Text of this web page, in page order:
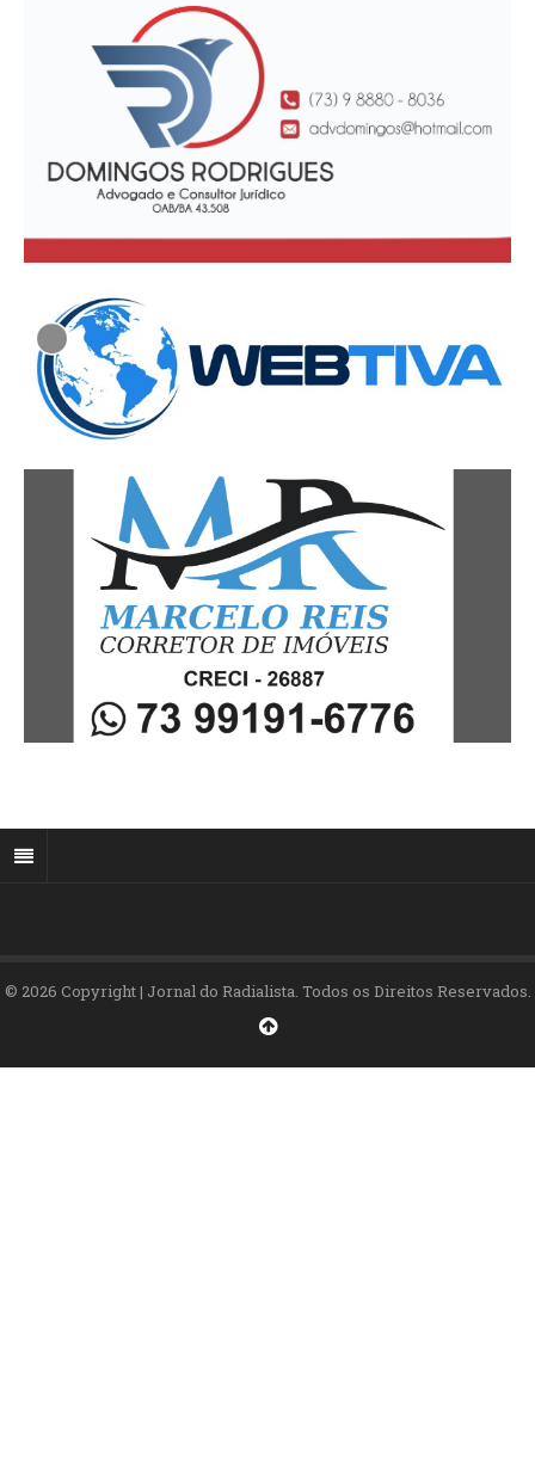
© 2026 Copyright | Jornal do Radialista. Todos os Direitos Reservados.